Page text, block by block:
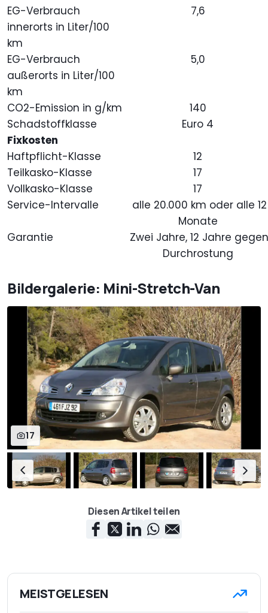
EG-Verbrauch
innerorts in Liter/100
km
7,6
EG-Verbrauch
außerorts in Liter/100
km
5,0
CO2-Emission in g/km
140
Schadstoffklasse
Euro 4
Fixkosten
Haftpflicht-Klasse
12
Teilkasko-Klasse
17
Vollkasko-Klasse
17
Service-Intervalle
alle 20.000 km oder alle 12
Monate
Garantie
Zwei Jahre, 12 Jahre gegen
Durchrostung
Bildergalerie: Mini-Stretch-Van
17
Diesen Artikel teilen
MEISTGELESEN